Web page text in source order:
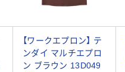
【ワークエプロン】 テ
ンダイ マルチエプロ
ン ブラウン 13D049